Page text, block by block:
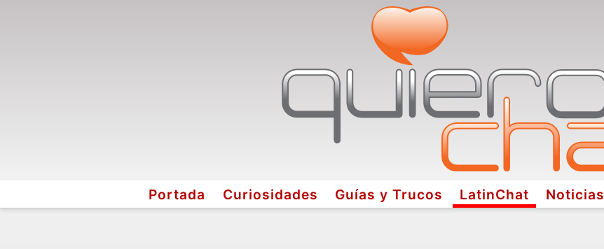
Portada Curiosidades Guías y Trucos LatinChat Noticias